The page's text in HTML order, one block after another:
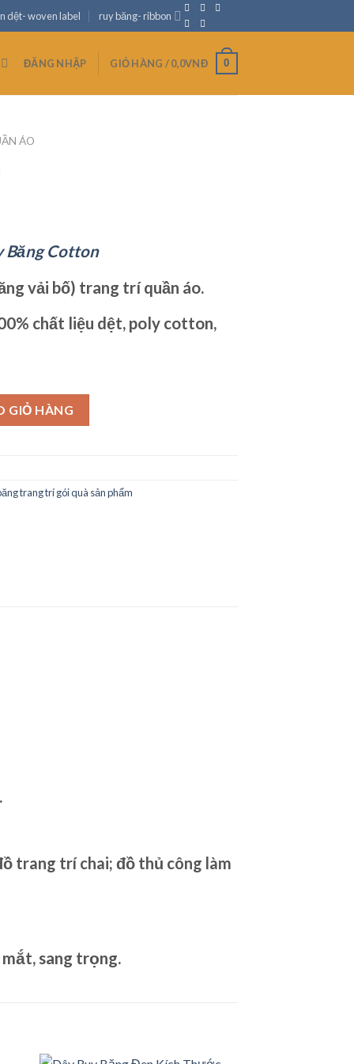
dệt- woven label ruy băng- ribbon
ĐĂNG NHẬP GIỎ HÀNG /0,0VNĐ 0
ÁO
Băng Cotton
vải bố) trang trí quần áo.
chất liệu dệt, poly cotton,
GIỎ HÀNG
trang trí gói quà sản phẩm
trang trí chai; đồ thủ công làm
sang trọng.